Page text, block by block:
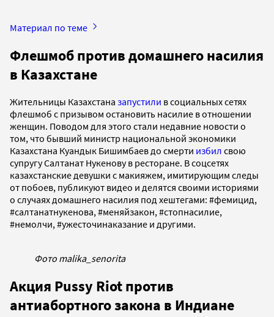
Материал по теме
Флешмоб против домашнего насилия
в Казахстане
Жительницы Казахстана запустили в социальных сетях
флешмоб с призывом остановить насилие в отношении
женщин. Поводом для этого стали недавние новости о
том, что бывший министр национальной экономики
Казахстана Куандык Бишимбаев до смерти избил свою
супругу Салтанат Нукенову в ресторане. В соцсетях
казахстанские девушки с макияжем, имитирующим следы
от побоев, публикуют видео и делятся своими историями
о случаях домашнего насилия под хештегами: #фемицид,
#салтанатнукенова, #меняйзакон, #стопнасилие,
#немолчи, #ужесточинаказание и другими.
Фото malika_senorita
Акция Pussy Riot против
антиабортного закона в Индиане